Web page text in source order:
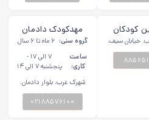
کودکان
غرب
خیابان سیف،
۶
مهدکودک دادمان
شهرک غربگروه سنی: ۶ ماه تا ۶ سال
ساعت
کاری:
۷ الی ۱۷ -
پنجشنبه ۷ الی ۱۴
شهرک غرب، بلوار دادمان،
خیابان حسن سیف ۲۴، پلاک
۱۵
۰۲۱۸۸۵۷۶۱۰۰